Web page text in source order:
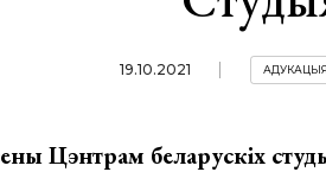
19.10.2021 АДУКАЦЫЯ
Цэнтрам беларускіх